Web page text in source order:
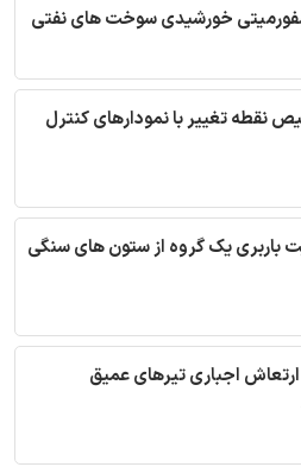
خورشیدی سوخت های نفتی
نقطه تغییر با نمودارهای کنترل
باربری یک گروه از ستون های سنگی
ارتعاش اجباری تیرهای عمیق